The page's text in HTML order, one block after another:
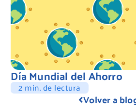
Día Mundial del Ahorro
2 min. de lectura
Volver a